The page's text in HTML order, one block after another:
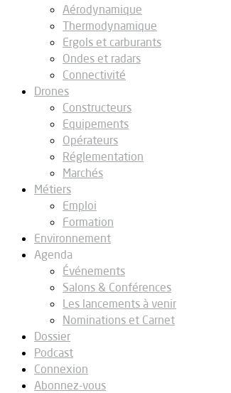
Aérodynamique
Thermodynamique
Ergols et carburants
Ondes et radars
Connectivité
Drones
Constructeurs
Equipements
Opérateurs
Réglementation
Marchés
Métiers
Emploi
Formation
Environnement
Agenda
Événements
Salons & Conférences
Les lancements à venir
Nominations et Carnet
Dossier
Podcast
Connexion
Abonnez-vous